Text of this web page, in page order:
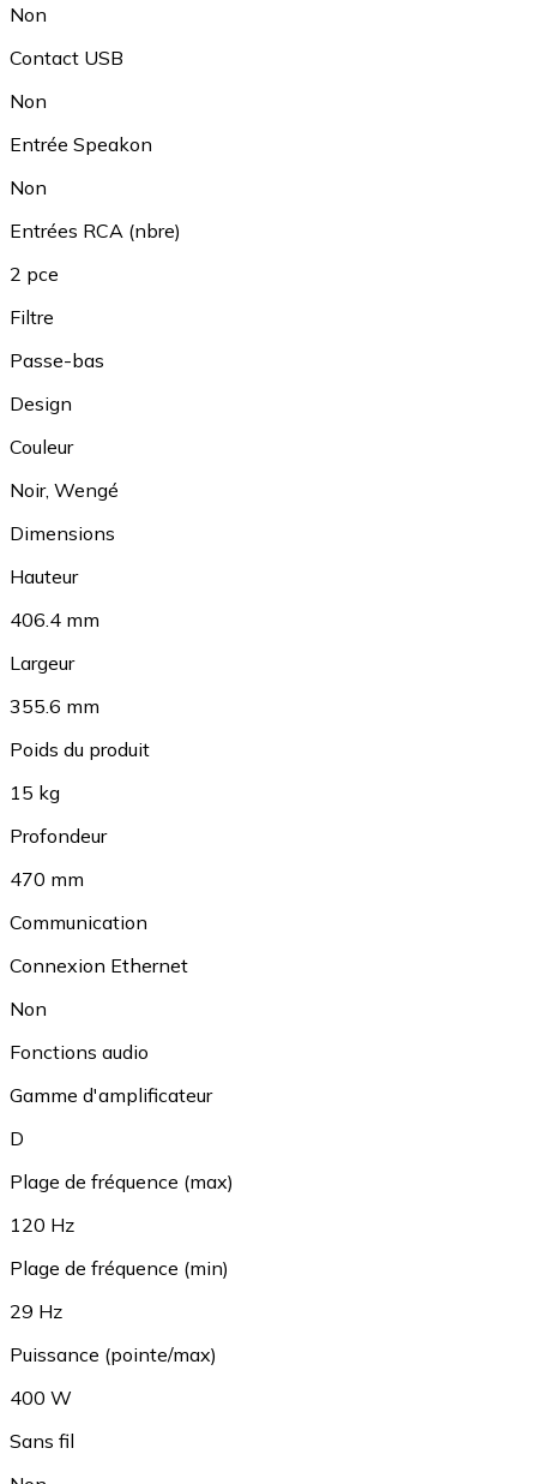
Non
Contact USB
Non
Entrée Speakon
Non
Entrées RCA (nbre)
2 pce
Filtre
Passe-bas
Design
Couleur
Noir, Wengé
Dimensions
Hauteur
406.4 mm
Largeur
355.6 mm
Poids du produit
15 kg
Profondeur
470 mm
Communication
Connexion Ethernet
Non
Fonctions audio
Gamme d'amplificateur
D
Plage de fréquence (max)
120 Hz
Plage de fréquence (min)
29 Hz
Puissance (pointe/max)
400 W
Sans fil